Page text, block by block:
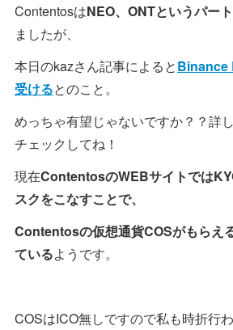
ContentosはNEO、ONTというパー
ましたが、
本日のkazさん記事によるとBinance
受けるとのこと。
めっちゃ有望じゃないですか？？詳
チェックしてね！
現在ContentosのWEBサイトでは
スクをこなすことで、
Contentosの仮想通貨COSがもらえ
ているようです。
COSはICO無しですので私も時折行